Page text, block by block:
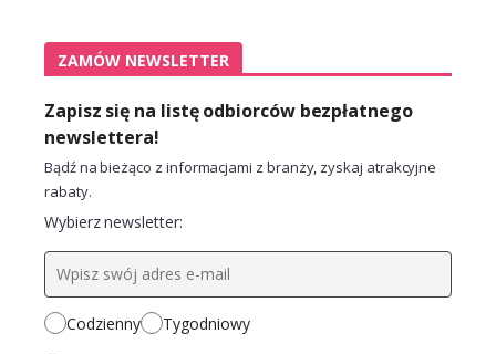
ZAMÓW NEWSLETTER
Zapisz się na listę odbiorców bezpłatnego
newslettera!
Bądź na bieżąco z informacjami z branży, zyskaj atrakcyjne
rabaty.
Wybierz newsletter:
Codzienny Tygodniowy